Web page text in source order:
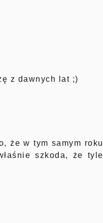
z dawnych lat ;)
że w tym samym roku
szkoda, że tyle